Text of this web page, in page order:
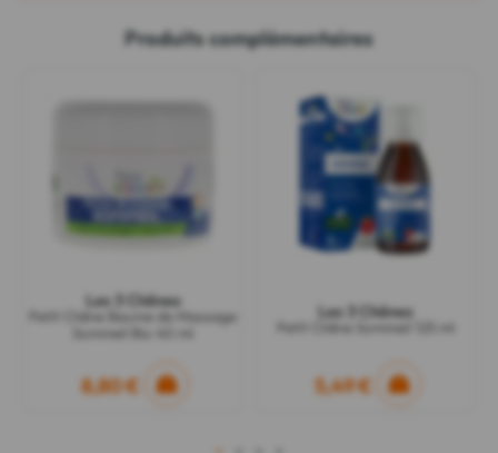
Produits complémentaires
Les 3 Chênes
Petit Chêne Baume de Massage
Sommeil Bio 40 ml
8,80 €
Les 3 Chênes
Petit Chêne Sommeil 125 ml
5,49 €